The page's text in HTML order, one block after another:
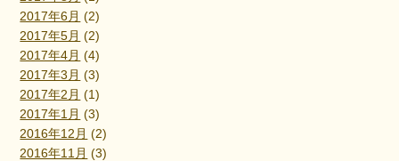
2017年6月 (2)
2017年5月 (2)
2017年4月 (4)
2017年3月 (3)
2017年2月 (1)
2017年1月 (3)
2016年12月 (2)
2016年11月 (3)